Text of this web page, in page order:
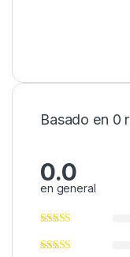
Basado en 0
0.0
en general